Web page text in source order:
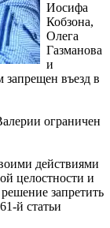
Иосифа
Кобзона,
Олега
Газманова
и
въезд в
ограничен
действиями
целостности и
запретить
й статьи